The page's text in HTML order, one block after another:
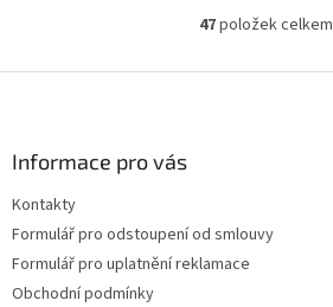
O
l
r
47položek celkem
Informace pro vás
Kontakty
Formulář pro odstoupení od smlouvy
Formulář pro uplatnění reklamace
Obchodní podmínky